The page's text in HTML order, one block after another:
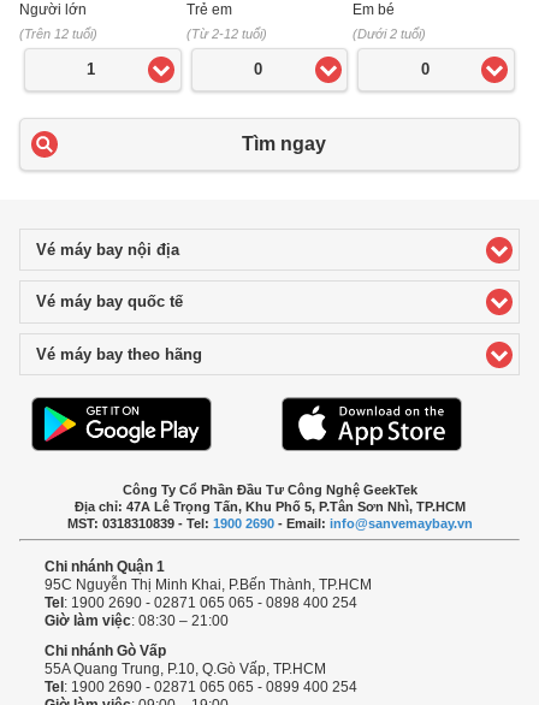
Người lớn
(Trên 12 tuổi)
1
Trẻ em
(Từ 2-12 tuổi)
0
Em bé
(Dưới 2 tuổi)
0
Tìm ngay
Vé máy bay nội địaclick to expand contents
Vé máy bay quốc tếclick to expand contents
Vé máy bay theo hãng
Công Ty Cổ Phần Đầu Tư Công Nghệ GeekTek
Địa chỉ: 47A Lê Trọng Tấn, Khu Phố 5, P.Tân Sơn Nhì, TP.HCM
MST: 0318310839 - Tel: 1900 2690- Email: info@sanvemaybay.vn
Chi nhánh Quận 1
95C Nguyễn Thị Minh Khai, P.Bến Thành, TP.HCM
Tel : 1900 2690 - 02871 065 065 - 0898 400 254
Giờ làm việc: 08:30 – 21:00
Chi nhánh Gò Vấp
55A Quang Trung, P.10, Q.Gò Vấp, TP.HCM
Tel : 1900 2690 - 02871 065 065 - 0899 400 254